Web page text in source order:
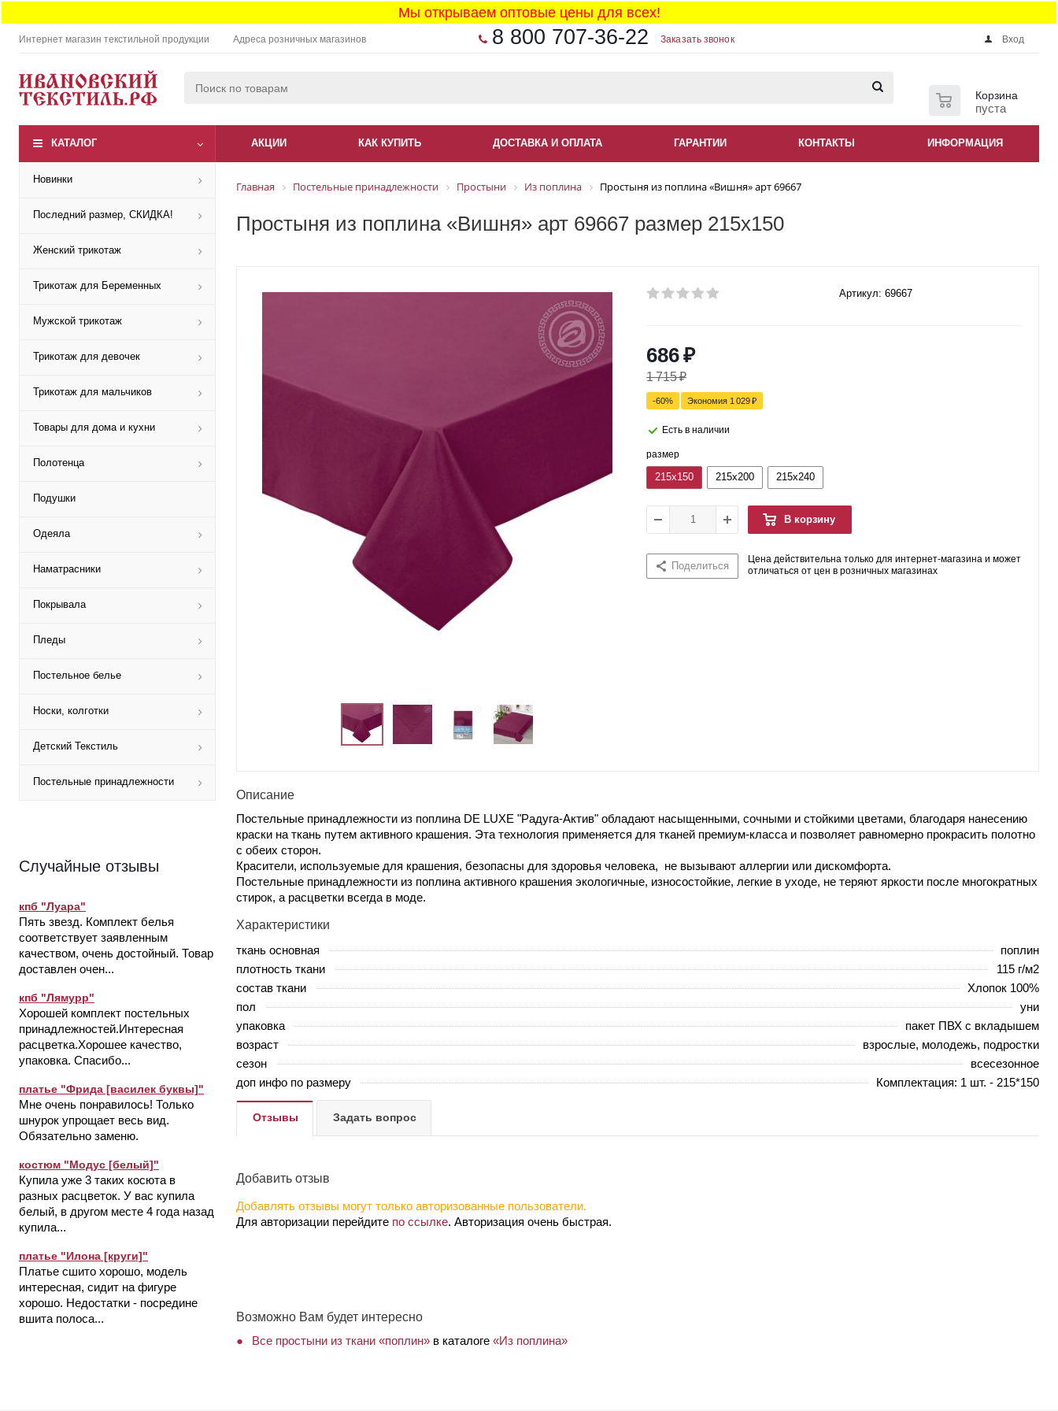
Мы открываем оптовые цены для всех!
Интернет магазин текстильной продукции Адреса розничных магазинов 8 800 707-36-22 Заказать звонок Вход
Корзина
пуста
КАТАЛОГ АКЦИИ КАК КУПИТЬ ДОСТАВКА И ОПЛАТА ГАРАНТИИ КОНТАКТЫ ИНФОРМАЦИЯ
Новинки
Последний размер, СКИДКА!
Женский трикотаж
Трикотаж для Беременных
Мужской трикотаж
Трикотаж для девочек
Трикотаж для мальчиков
Товары для дома и кухни
Полотенца
Подушки
Одеяла
Наматрасники
Покрывала
Пледы
Постельное белье
Носки, колготки
Детский Текстиль
Постельные принадлежности
Случайные отзывы
кпб "Луара"
Пять звезд. Комплект белья
соответствует заявленным
качеством, очень достойный. Товар
доставлен очен...
кпб "Лямурр"
Хорошей комплект постельных
принадлежностей.Интересная
расцветка.Хорошее качество,
упаковка. Спасибо...
платье "Фрида [василек буквы]"
Мне очень понравилось! Только
шнурок упрощает весь вид.
Обязательно заменю.
костюм "Модус [белый]"
Купила уже 3 таких косюта в
разных расцветок. У вас купила
белый, в другом месте 4 года назад
купила...
платье "Илона [круги]"
Платье сшито хорошо, модель
интересная, сидит на фигуре
хорошо. Недостатки - посредине
вшита полоса...
Главная Постельные принадлежности Простыни Из поплина Простыня из поплина «Вишня» арт 69667
Простыня из поплина «Вишня» арт 69667 размер 215x150
Артикул: 69667
686₽
1 715₽
-60% Экономия 1 029₽
Есть в наличии
размер
215x150 215x200 215x240
В корзину
Поделиться
Цена действительна только для интернет-магазина и может
отличаться от цен в розничных магазинах
Описание
Постельные принадлежности из поплина DE LUXE "Радуга-Актив" обладают насыщенными, сочными и стойкими цветами, благодаря нанесению
краски на ткань путем активного крашения. Эта технология применяется для тканей премиум-класса и позволяет равномерно прокрасить полотно
с обеих сторон.
Красители, используемые для крашения, безопасны для здоровья человека, не вызывают аллергии или дискомфорта.
Постельные принадлежности из поплина активного крашения экологичные, износостойкие, легкие в уходе, не теряют яркости после многократных
стирок, а расцветки всегда в моде.
Характеристики
ткань основная
поплин
плотность ткани
115 г/м2
состав ткани
Хлопок 100%
пол
уни
упаковка
пакет ПВХ с вкладышем
возраст
взрослые, молодежь, подростки
сезон
всесезонное
доп инфо по размеру
Комплектация: 1 шт. - 215*150
Отзывы Задать вопрос
Добавить отзыв
Добавлять отзывы могут только авторизованные пользователи.
Для авторизации перейдите по ссылке. Авторизация очень быстрая.
Возможно Вам будет интересно
Все простыни из ткани «поплин» в каталоге «Из поплина»